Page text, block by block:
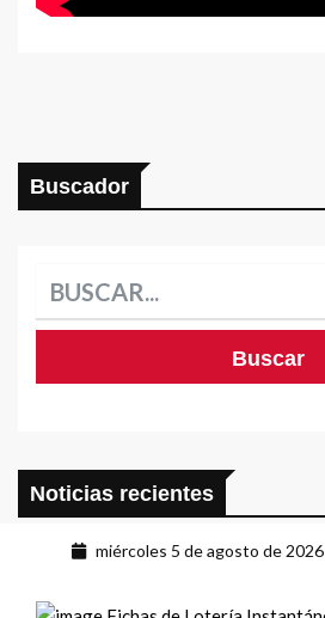
Buscador
Noticias recientes
miércoles 5 de agosto de 2026